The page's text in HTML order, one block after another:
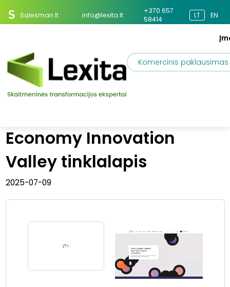
Salesman.lt info@lexita.lt
+370 657
58414
LT EN
Komercinis paklausimas
Projektai European Circular Economy Innovation Valley tinklalapis
Economy Innovation
Valley tinklalapis
2025-07-09